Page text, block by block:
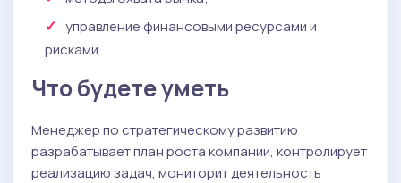
управление финансовыми ресурсами и
рисками.
Что будете уметь
Менеджер по стратегическому развитию
разрабатывает план роста компании, контролирует
реализацию задач, мониторит деятельность